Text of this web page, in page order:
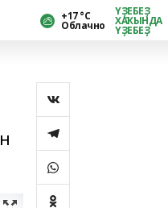
+17 °С
Облачно
ҮҘЕБЕҘ
ХАҠЫНДА
ҮҘЕБЕҘ